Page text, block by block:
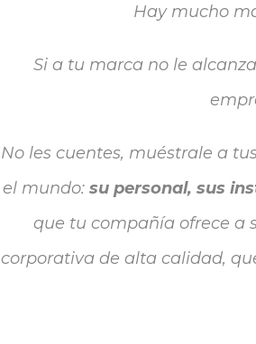
Hay mucho
Si a tu marca no le
No les cuentes, muéstrale a
el mundo: su personal, sus
que tu compañía ofrece a
corporativa de alta calidad,